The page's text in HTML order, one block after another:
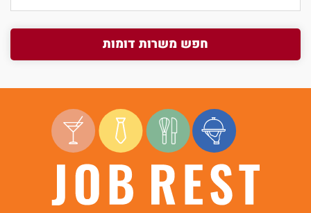
חפש משרות דומות